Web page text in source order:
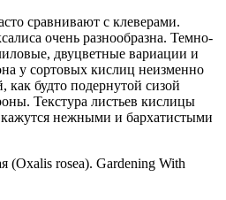
сравнивают с клеверами.
очень разнообразна. Темно-
двуцветные вариации и
у сортовых кислиц неизменно
как будто подернутой сизой
Текстура листьев кислицы
нежными и бархатистыми
(Oxalis rosea). Gardening With